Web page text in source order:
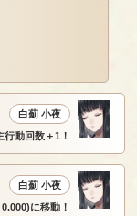
白薊 小夜
行動回数＋1！
白薊 小夜
に移動！